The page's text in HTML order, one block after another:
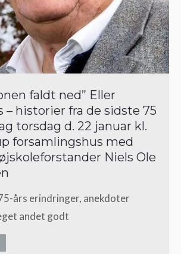
faldt ned” Eller
– historier fra de sidste 75
torsdag d. 22 januar kl.
forsamlingshus med
Niels Ole
års erindringer, anekdoter
andet godt